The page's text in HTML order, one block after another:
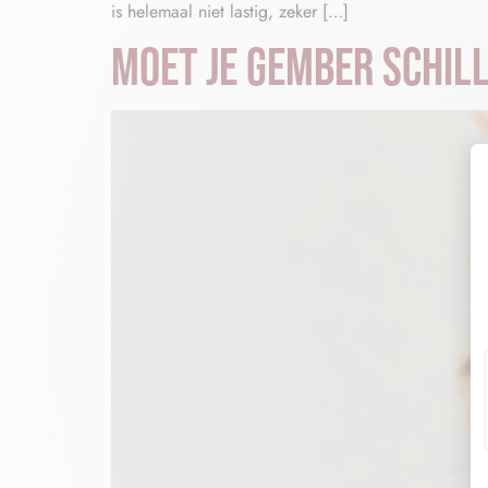
is helemaal niet lastig, zeker […]
MOET JE GEMBER